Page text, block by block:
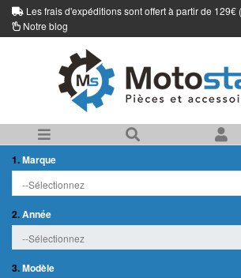
Les frais d'expéditions sont offert à partir de 129€ (
Notre blog
1.Marque
2.Année
3.Modèle